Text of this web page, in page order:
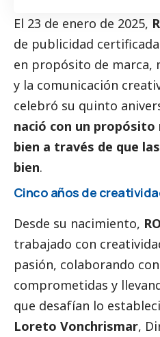
El 23 de enero de 2025,
de publicidad
en propósito de marca,
y la comunicación
celebró su quinto
nació con un propósito
bien a través de que
bien.
Cinco años de
Desde su nacimiento,
trabajado con
pasión, colaborando
comprometidas y
que desafían lo
Loreto Vonchrismar,